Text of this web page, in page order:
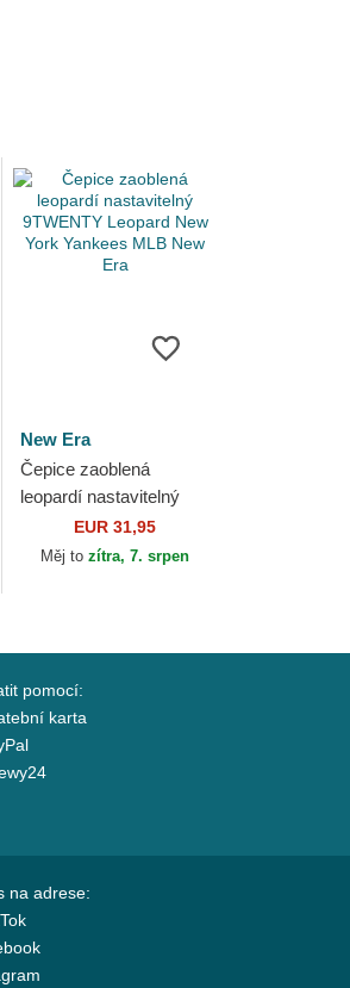
New Era
Čepice zaoblená
leopardí nastavitelný
9TWENTY Leopard
New York Yankees MLB
EUR 31,95
Měj tozítra, 7. srpen
pomocí:
karta
na adrese: